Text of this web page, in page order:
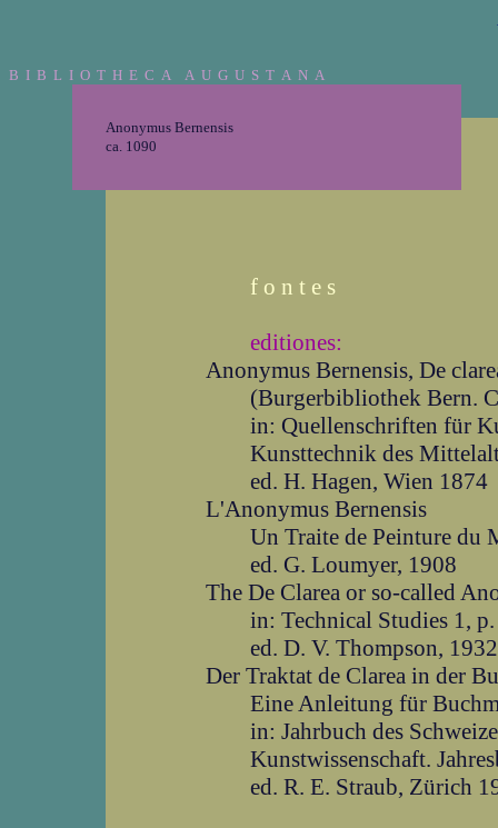
B I B L I O T H E C A A U G U S T A N A
Anonymus Bernensis
ca. 1090
f o n t e s
editiones:
Anonymus Bernensis, De
(Burgerbibliothek Bern.
in: Quellenschriften für
Kunsttechnik des
ed. H. Hagen, Wien 1874
L'Anonymus Bernensis
Un Traite de Peinture du
ed. G. Loumyer, 1908
The De Clarea or so-called
in: Technical Studies 1,
ed. D. V. Thompson, 1932
Der Traktat de Clarea in der
Eine Anleitung für
in: Jahrbuch des
Kunstwissenschaft.
ed. R. E. Straub, Zürich